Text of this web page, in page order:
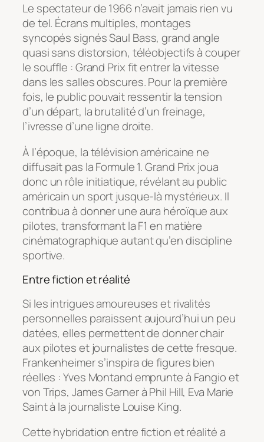
Le spectateur de 1966 n’avait jamais rien vu
de tel. Écrans multiples, montages
syncopés signés Saul Bass, grand angle
quasi sans distorsion, téléobjectifs à couper
le souffle :Grand Prixfit entrer la vitesse
dans les salles obscures. Pour la première
fois, le public pouvait ressentir la tension
d’un départ, la brutalité d’un freinage,
l’ivresse d’une ligne droite.
À l’époque, la télévision américaine ne
diffusait pas la Formule 1.Grand Prix joua
donc un rôle initiatique, révélant au public
américain un sport jusque-là mystérieux. Il
contribua à donner une aura héroïque aux
pilotes, transformant la F1 en matière
cinématographique autant qu’en discipline
sportive.
Entre fiction et réalité
Si les intrigues amoureuses et rivalités
personnelles paraissent aujourd’hui un peu
datées, elles permettent de donner chair
aux pilotes et journalistes de cette fresque.
Frankenheimer s’inspira de figures bien
réelles : Yves Montand emprunte à Fangio et
von Trips, James Garner à Phil Hill, Eva Marie
Saint à la journaliste Louise King.
Cette hybridation entre fiction et réalité a